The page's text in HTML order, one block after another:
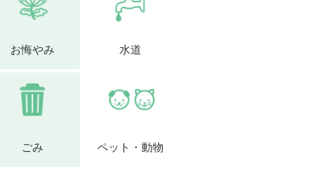
お悔やみ 水道
ごみ ペット・動物